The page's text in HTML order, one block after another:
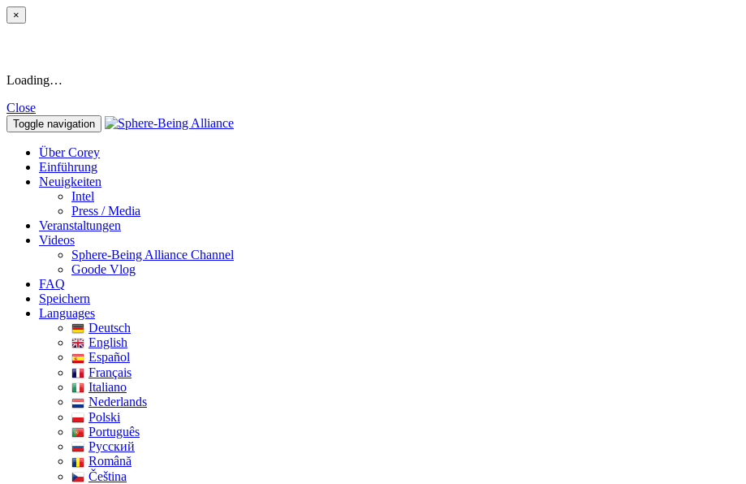
×
Loading…
Close
Toggle navigation
Über Corey
Einführung
Neuigkeiten
Intel
Press / Media
Veranstaltungen
Videos
Sphere-Being Alliance Channel
Goode Vlog
FAQ
Speichern
Languages
Deutsch
English
Español
Français
Italiano
Nederlands
Polski
Português
Pусский
Română
Čeština